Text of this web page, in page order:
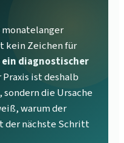
kein Zeichen für
ein diagnostischer
ist deshalb
die Ursache
warum der
nächste Schritt